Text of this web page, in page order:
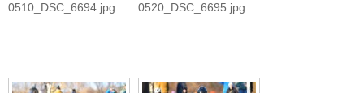
0510_DSC_6694.jpg 0520_DSC_6695.jpg